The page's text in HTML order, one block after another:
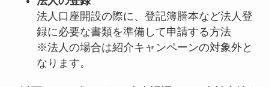
法人口座開設の際に、登記簿謄本など法人登
録に必要な書類を準備して申請する方法
※法人の場合は紹介キャンペーンの対象外と
なります。